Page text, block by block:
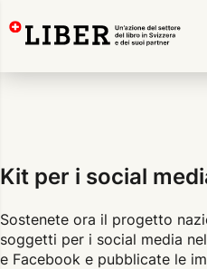
Kit per i social
Sostenete ora il progetto
soggetti per i social media
e Facebook e pubblicate le